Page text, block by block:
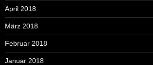
April 2018
März 2018
Februar 2018
Januar 2018